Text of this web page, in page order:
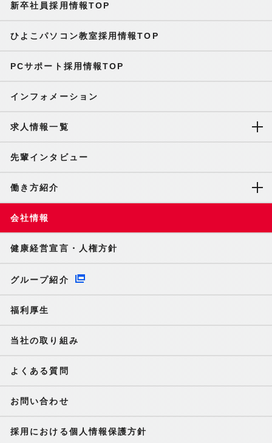
新卒社員採用情報TOP
ひよこパソコン教室採用情報TOP
PCサポート採用情報TOP
インフォメーション
求人情報一覧
先輩インタビュー
働き方紹介
会社情報
健康経営宣言・人権方針
グループ紹介
福利厚生
当社の取り組み
よくある質問
お問い合わせ
採用における個人情報保護方針